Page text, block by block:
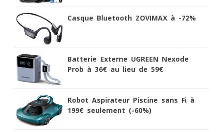
Casque Bluetooth ZOVIMAX à -72%
Batterie Externe UGREEN Nexode
Prob à 36€ au lieu de 59€
Robot Aspirateur Piscine sans Fi à
199€ seulement (-60%)